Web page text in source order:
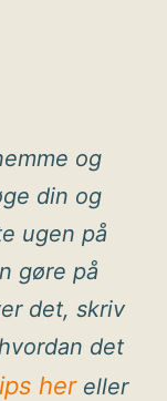
og
din og
ugen på
gøre på
det, skriv
det
hereller